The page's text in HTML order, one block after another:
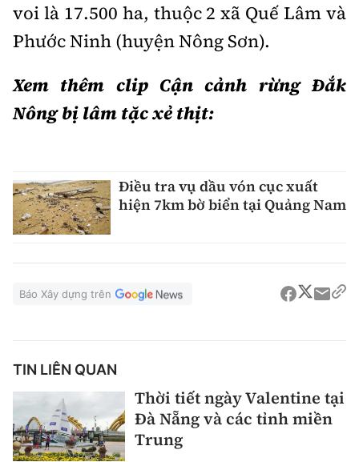
voi là 17.500 ha, thuộc 2 xã Quế Lâm và
Phước Ninh (huyện Nông Sơn).
Xem thêm clip Cận cảnh rừng Đắk
Nông bị lâm tặc xẻ thịt:
Điều tra vụ dầu vón cục xuất
hiện 7km bờ biển tại Quảng Nam
Báo Xây dựng trên
TIN LIÊN QUAN
Thời tiết ngày Valentine tại
Đà Nẵng và các tỉnh miền
Trung